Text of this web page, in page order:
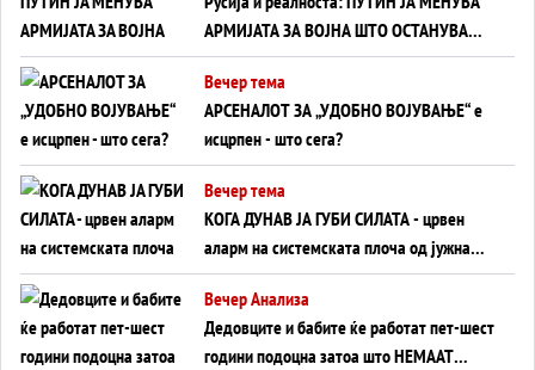
АРМИЈАТА ЗА ВОЈНА ШТО ОСТАНУВА
БЕЗ ФРОНТ
Вечер тема
АРСЕНАЛОТ ЗА „УДОБНО ВОЈУВАЊЕ“ е
исцрпен - што сега?
Вечер тема
КОГА ДУНАВ ЈА ГУБИ СИЛАТА - црвен
аларм на системската плоча од јужна
Германија до Црното Море...
Вечер Анализа
Дедовците и бабите ќе работат пет-шест
години подоцна затоа што НЕМААТ